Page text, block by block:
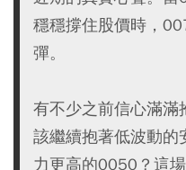
穩穩撐住股價時，
彈。
有不少之前信心滿滿
該繼續抱著低波動的
力更高的0050？這